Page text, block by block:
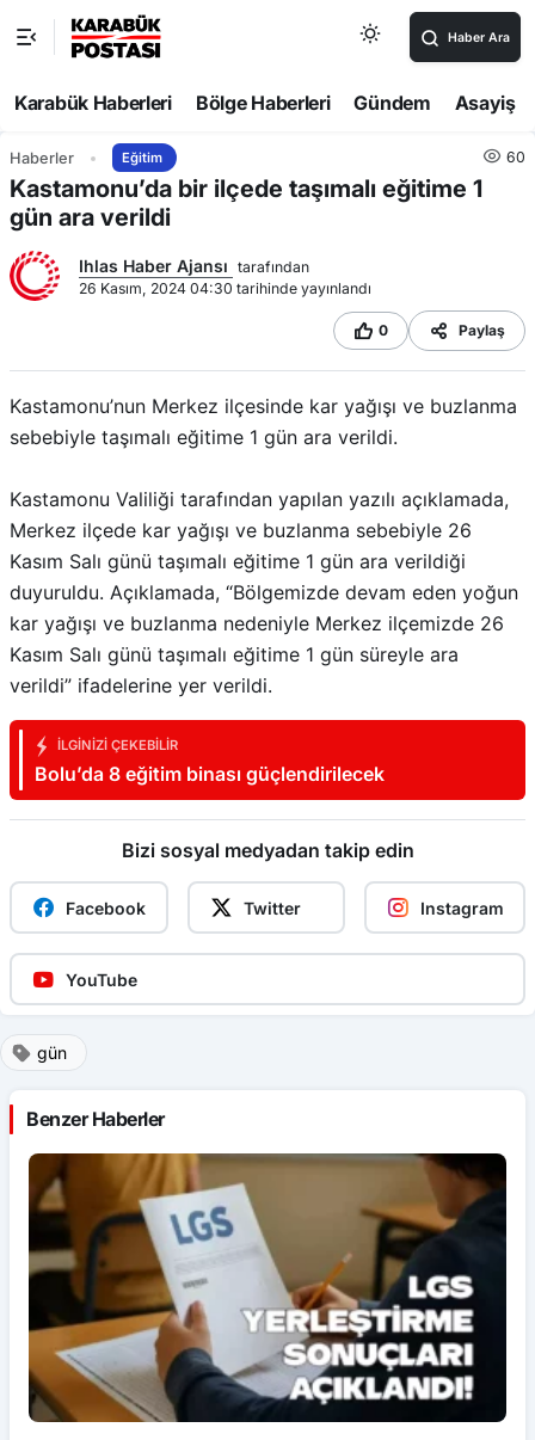
Haber Ara
Karabük Haberleri Bölge Haberleri Gündem Asayiş
Haberler Eğitim 60
Kastamonu’da bir ilçede taşımalı eğitime 1
gün ara verildi
Ihlas Haber Ajansı tarafından
26 Kasım, 2024 04:30 tarihinde yayınlandı
0 Paylaş
Kastamonu’nun Merkez ilçesinde kar yağışı ve buzlanma
sebebiyle taşımalı eğitime 1 gün ara verildi.
Kastamonu Valiliği tarafından yapılan yazılı açıklamada,
Merkez ilçede kar yağışı ve buzlanma sebebiyle 26
Kasım Salı günü taşımalı eğitime 1 gün ara verildiği
duyuruldu. Açıklamada, “Bölgemizde devam eden yoğun
kar yağışı ve buzlanma nedeniyle Merkez ilçemizde 26
Kasım Salı günü taşımalı eğitime 1 gün süreyle ara
verildi” ifadelerine yer verildi.
İLGINIZI ÇEKEBILIR
Bolu’da 8 eğitim binası güçlendirilecek
Bizi sosyal medyadan takip edin
Facebook Twitter Instagram
YouTube
gün
Benzer Haberler